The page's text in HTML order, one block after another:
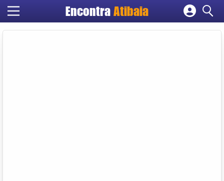
Encontra Atibaia
Cadastrar empresa